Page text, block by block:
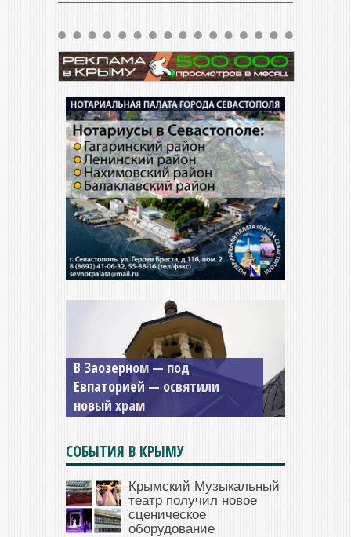
В Заозерном — под
Евпаторией — освятили
новый храм
Мужской монастырь Косьмы
и Дамиана в Крыму вновь
открыт для посещения
СОБЫТИЯ В КРЫМУ
Крымский Музыкальный
театр получил новое
сценическое
оборудование